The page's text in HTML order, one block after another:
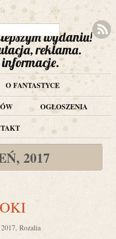
wydaniu!
reklama.
O FANTASTYCE
OGŁOSZENIA
2017
Rozalia